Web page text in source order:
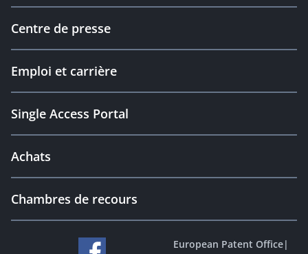
Centre de presse
Emploi et carrière
Single Access Portal
Achats
Chambres de recours
European Patent Office|